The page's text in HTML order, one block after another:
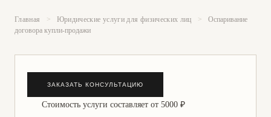
Главная > Юридические услуги для физических лиц >
Оспаривание
договора купли-продажи
ЗАКАЗАТЬ КОНСУЛЬТАЦИЮ
Стоимость услуги составляет от 5000 ₽